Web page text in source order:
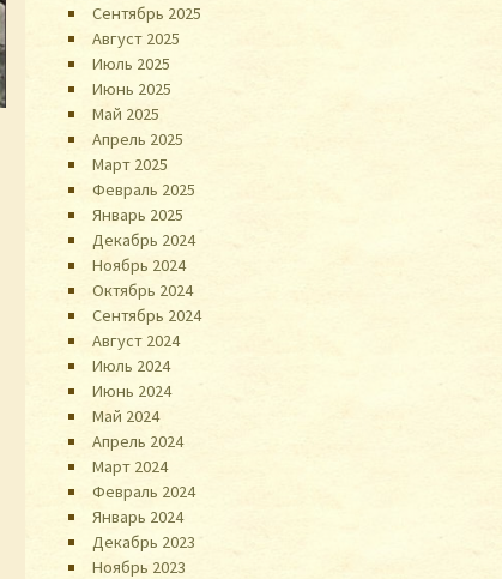
Сентябрь 2025
Август 2025
Июль 2025
Июнь 2025
Май 2025
Апрель 2025
Март 2025
Февраль 2025
Январь 2025
Декабрь 2024
Ноябрь 2024
Октябрь 2024
Сентябрь 2024
Август 2024
Июль 2024
Июнь 2024
Май 2024
Апрель 2024
Март 2024
Февраль 2024
Январь 2024
Декабрь 2023
Ноябрь 2023